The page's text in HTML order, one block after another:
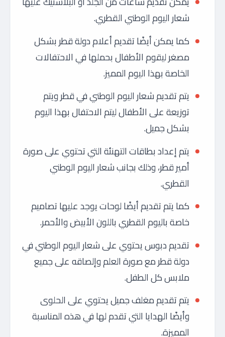
شعار اليوم الوطني القطري.
كما يمكن أيضًا تقديم أعلام دولة قطر بشكل
مصغر ليقوم الأطفال بحملها في الاحتفالات
الخاصة بهذا اليوم المميز.
يتم تقديم شعار اليوم الوطني في قطر ويتم
توزيعة على الأطفال ليتم الاحتفال بهذا اليوم
بشكل جميل.
يتم إعداد بطاقات التهنئة التي تحتوي على صورة
أمير قطر، وذلك بجانب شعار اليوم الوطني
القطري.
كما يتم تقديم أيضًا لوحات يوجد عليها تصاميم
خاصة باليوم القطري باللون الأبيض والأحمر.
تقديم دبوس يحتوي على شعار اليوم الوطني في
دولة قطر مع صورة العلم وإلصاقه على جميع
ملابس كل الطفل.
يتم تقديم مغلف جميل يحتوي على الحلوى
وأيضًا الهدايا التي تقدم لها في هذه المناسبة
المميزة.